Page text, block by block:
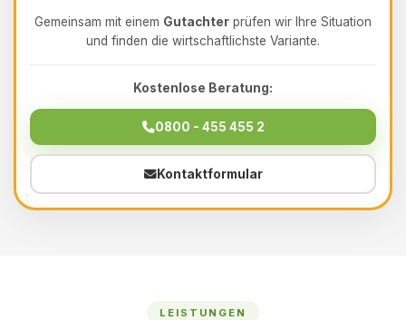
Gemeinsam mit einem Gutachter prüfen wir Ihre Situation
und finden die wirtschaftlichste Variante.
Kostenlose Beratung:
0800 - 455 455 2
Kontaktformular
LEISTUNGEN